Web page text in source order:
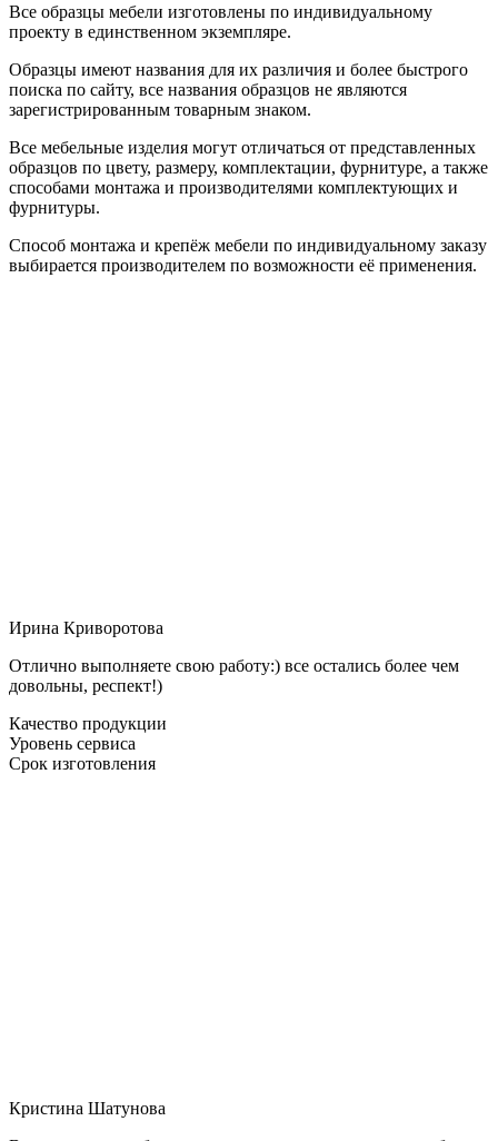
Все образцы мебели изготовлены по индивидуальному
проекту в единственном экземпляре.
Образцы имеют названия для их различия и более быстрого
поиска по сайту, все названия образцов не являются
зарегистрированным товарным знаком.
Все мебельные изделия могут отличаться от представленных
образцов по цвету, размеру, комплектации, фурнитуре, а также
способами монтажа и производителями комплектующих и
фурнитуры.
Способ монтажа и крепёж мебели по индивидуальному заказу
выбирается производителем по возможности её применения.
Ирина Криворотова
Отлично выполняете свою работу:) все остались более чем
довольны, респект!)
Качество продукции
Уровень сервиса
Срок изготовления
Кристина Шатунова